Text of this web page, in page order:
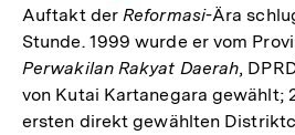
Auflösung
der
Fußnote
Auftakt der Reformasi-Ära
Stunde. 1999 wurde er vom
Perwakilan Rakyat Daerah,
von Kutai Kartanegara gewählt;
ersten direkt gewählten